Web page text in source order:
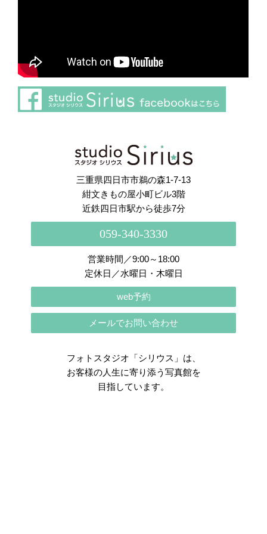
Instagram でフォロー
三重県四日市市鵜の森1-7-13
紺文きもの屋小町ビル3階
近鉄四日市駅から徒歩7分
059-340-3330
営業時間／9:00～18:00
定休日／水曜日・木曜日
web予約
メールでお問い合わせ
フォトスタジオ「シリウス」は、
お客様の人生に寄り添う写真館を
目指しています。